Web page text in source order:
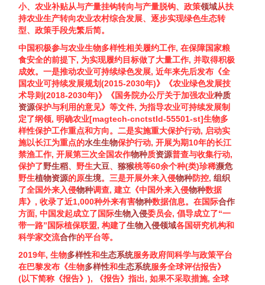
小、农业补贴从与产量挂钩转向与产量脱钩、政策领域从扶
持农业生产转向农业农村综合发展、逐步实现绿色生态转
型、政策手段先繁后简。
中国积极参与农业生物多样性相关履约工作, 在保障国家粮
食安全的前提下, 为实现履约目标做了大量工作, 并取得积极
成效。一是推动农业可持续绿色发展, 近年来先后发布《全
国农业可持续发展规划(2015-2030年)》《农业绿色发展技
术导则(2018-2030年)》《国务院办公厅关于加强农业种质
资源保护与利用的意见》等文件, 为指导农业可持续发展制
定了纲领, 明确农业[magtech-cnctstId-55501-st]生物多
样性保护工作重点和方向。二是实施重大保护行动, 启动实
施以长江为重点的水生生物保护行动, 开展为期10年的长江
禁渔工作, 开展第三次全国农作物种质资源普查与收集行动,
保护了野生稻、野生大豆、 猕猴桃等60余个种(类)珍稀濒危
野生植物资源的原生境。三是开展外来入侵物种防控, 组织
了全国外来入侵物种调查, 建立《中国外来入侵物种数据
库》, 收录了近1,000种外来有害物种数据信息。在国际合作
方面, 中国发起成立了国际生物入侵委员会, 倡导成立了“一
带一路”国际植保联盟, 构建了生物入侵领域各国研究机构和
科学家交流合作的平台等。
2019年, 生物多样性和生态系统服务政府间科学与政策平台
在巴黎发布《生物多样性和生态系统服务全球评估报告》
(以下简称《报告》), 《报告》指出, 如果不采取措施, 全球